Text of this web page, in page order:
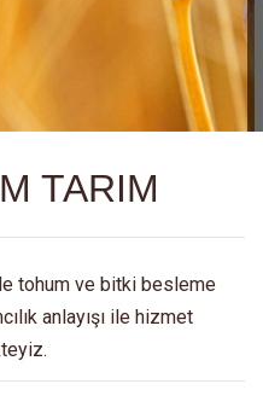
TARIM
tohum ve bitki besleme
anlayışı ile hizmet